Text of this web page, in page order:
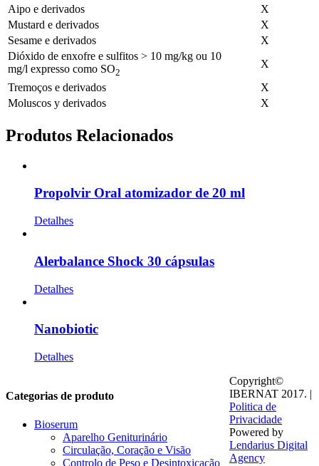
Aipo e derivados
X
Mustard e derivados
X
Sesame e derivados
X
Dióxido de enxofre e sulfitos > 10 mg/kg ou 10
mg/l expresso como SO2
X
Tremoços e derivados
X
Moluscos y derivados
X
Produtos Relacionados
Propolvir Oral atomizador de 20 ml
Detalhes
Alerbalance Shock 30 cápsulas
Detalhes
Nanobiotic
Detalhes
Categorias de produto
Bioserum
Aparelho Geniturinário
Circulação, Coração e Visão
Controlo de Peso e Desintoxicação
Copyright©
IBERNAT 2017. |
Politica de
Privacidade
Powered by
Lendarius Digital
Agency